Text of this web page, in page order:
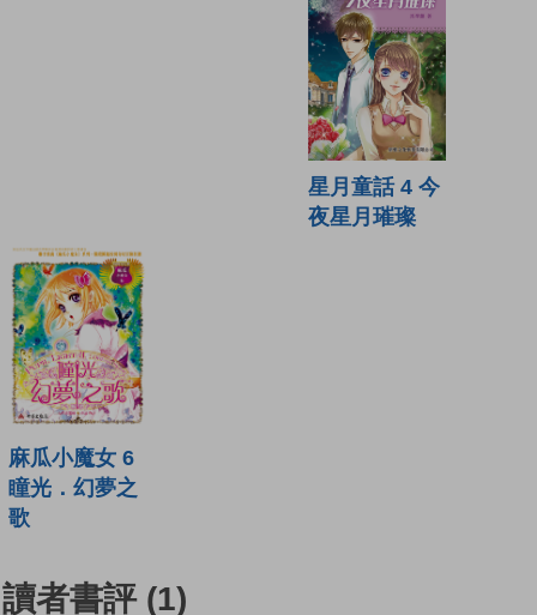
星月童話 4 今
夜星月璀璨
麻瓜小魔女 6
瞳光．幻夢之
歌
讀者書評 (1)